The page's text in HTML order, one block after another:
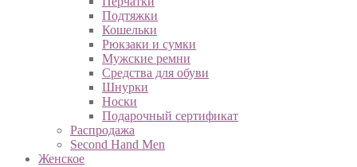
Подтяжки
Кошельки
Рюкзаки и сумки
Мужские ремни
Средства для обуви
Шнурки
Носки
Подарочный сертификат
Распродажа
Second Hand Men
Женское